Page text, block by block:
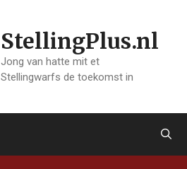
StellingPlus.nl
Jong van hatte mit et
Stellingwarfs de toekomst in